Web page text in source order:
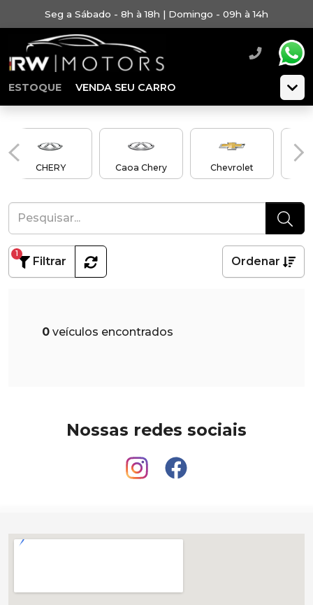
Seg a Sábado - 8h à 18h | Domingo - 09h à 14h
ESTOQUE VENDA SEU CARRO
CHERY Caoa Chery Chevrolet
Filtrar
1
Ordenar
0 veículos encontrados
Nossas redes sociais